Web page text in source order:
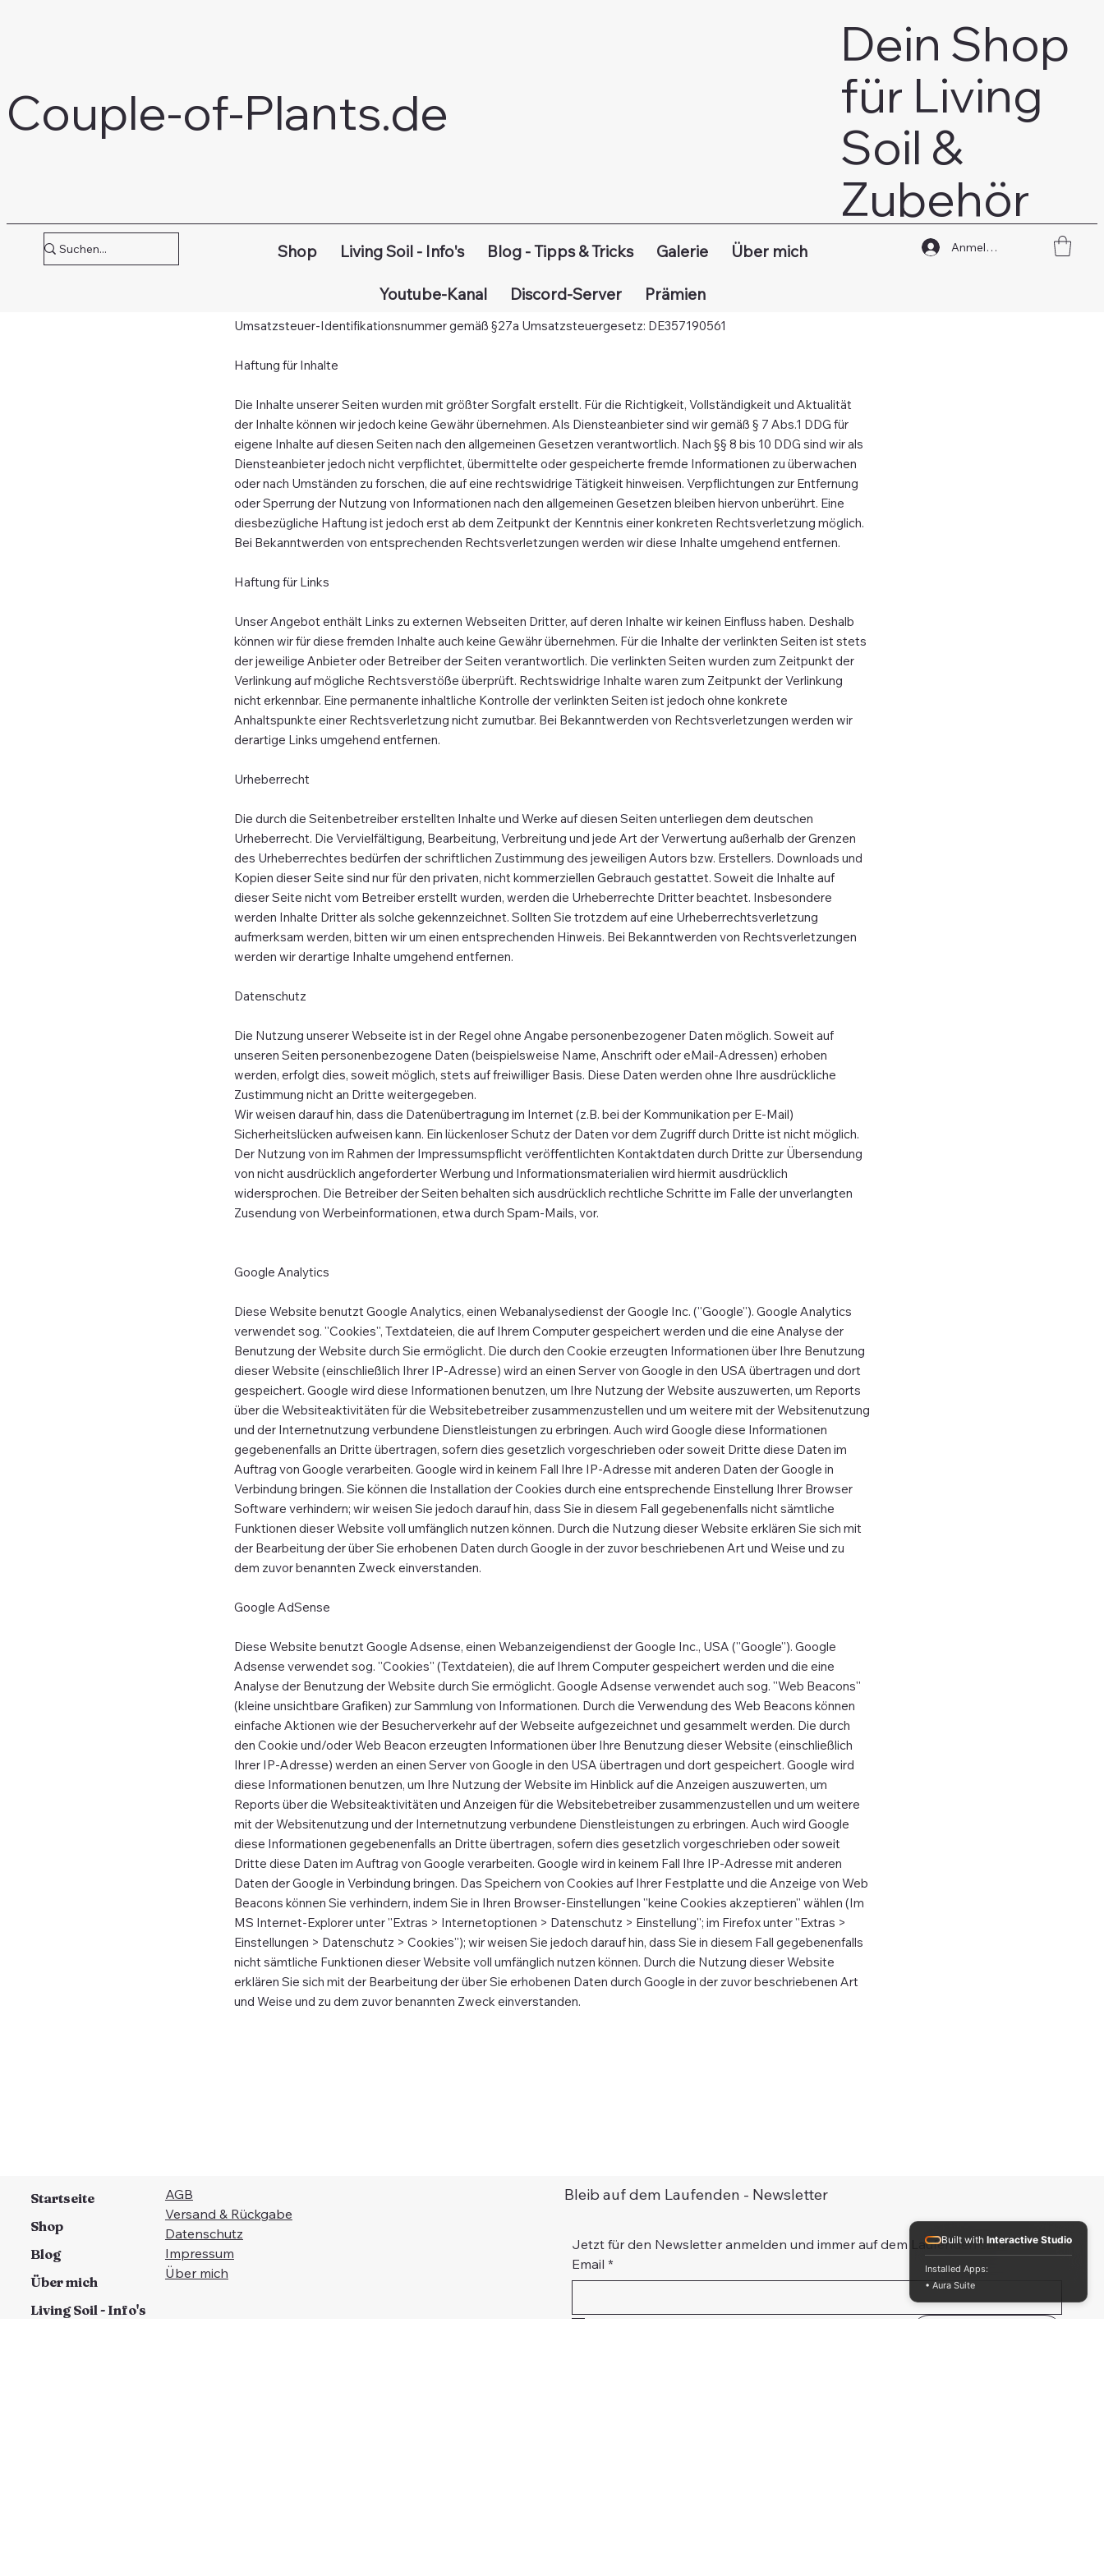
Couple-of-Plants.de
Dein Shop
für Living
Soil &
Zubehör
Shop Living Soil - Info's Blog - Tipps & Tricks Galerie Über mich
Youtube-Kanal Discord-Server Prämien
Anmelden
Couple of Plants Reichardstraße 8, 31789 Hameln
Umsatzsteuer-Identifikationsnummer gemäß §27a Umsatzsteuergesetz: DE357190561
Haftung für Inhalte
Die Inhalte unserer Seiten wurden mit größter Sorgfalt erstellt. Für die Richtigkeit, Vollständigkeit und Aktualität
der Inhalte können wir jedoch keine Gewähr übernehmen. Als Diensteanbieter sind wir gemäß § 7 Abs.1 DDG für
eigene Inhalte auf diesen Seiten nach den allgemeinen Gesetzen verantwortlich. Nach §§ 8 bis 10 DDG sind wir als
Diensteanbieter jedoch nicht verpflichtet, übermittelte oder gespeicherte fremde Informationen zu überwachen
oder nach Umständen zu forschen, die auf eine rechtswidrige Tätigkeit hinweisen. Verpflichtungen zur Entfernung
oder Sperrung der Nutzung von Informationen nach den allgemeinen Gesetzen bleiben hiervon unberührt. Eine
diesbezügliche Haftung ist jedoch erst ab dem Zeitpunkt der Kenntnis einer konkreten Rechtsverletzung möglich.
Bei Bekanntwerden von entsprechenden Rechtsverletzungen werden wir diese Inhalte umgehend entfernen.
Haftung für Links
Unser Angebot enthält Links zu externen Webseiten Dritter, auf deren Inhalte wir keinen Einfluss haben. Deshalb
können wir für diese fremden Inhalte auch keine Gewähr übernehmen. Für die Inhalte der verlinkten Seiten ist stets
der jeweilige Anbieter oder Betreiber der Seiten verantwortlich. Die verlinkten Seiten wurden zum Zeitpunkt der
Verlinkung auf mögliche Rechtsverstöße überprüft. Rechtswidrige Inhalte waren zum Zeitpunkt der Verlinkung
nicht erkennbar. Eine permanente inhaltliche Kontrolle der verlinkten Seiten ist jedoch ohne konkrete
Anhaltspunkte einer Rechtsverletzung nicht zumutbar. Bei Bekanntwerden von Rechtsverletzungen werden wir
derartige Links umgehend entfernen.
Urheberrecht
Die durch die Seitenbetreiber erstellten Inhalte und Werke auf diesen Seiten unterliegen dem deutschen
Urheberrecht. Die Vervielfältigung, Bearbeitung, Verbreitung und jede Art der Verwertung außerhalb der Grenzen
des Urheberrechtes bedürfen der schriftlichen Zustimmung des jeweiligen Autors bzw. Erstellers. Downloads und
Kopien dieser Seite sind nur für den privaten, nicht kommerziellen Gebrauch gestattet. Soweit die Inhalte auf
dieser Seite nicht vom Betreiber erstellt wurden, werden die Urheberrechte Dritter beachtet. Insbesondere
werden Inhalte Dritter als solche gekennzeichnet. Sollten Sie trotzdem auf eine Urheberrechtsverletzung
aufmerksam werden, bitten wir um einen entsprechenden Hinweis. Bei Bekanntwerden von Rechtsverletzungen
werden wir derartige Inhalte umgehend entfernen.
Datenschutz
Die Nutzung unserer Webseite ist in der Regel ohne Angabe personenbezogener Daten möglich. Soweit auf
unseren Seiten personenbezogene Daten (beispielsweise Name, Anschrift oder eMail-Adressen) erhoben
werden, erfolgt dies, soweit möglich, stets auf freiwilliger Basis. Diese Daten werden ohne Ihre ausdrückliche
Zustimmung nicht an Dritte weitergegeben.
Wir weisen darauf hin, dass die Datenübertragung im Internet (z.B. bei der Kommunikation per E-Mail)
Sicherheitslücken aufweisen kann. Ein lückenloser Schutz der Daten vor dem Zugriff durch Dritte ist nicht möglich.
Der Nutzung von im Rahmen der Impressumspflicht veröffentlichten Kontaktdaten durch Dritte zur Übersendung
von nicht ausdrücklich angeforderter Werbung und Informationsmaterialien wird hiermit ausdrücklich
widersprochen. Die Betreiber der Seiten behalten sich ausdrücklich rechtliche Schritte im Falle der unverlangten
Zusendung von Werbeinformationen, etwa durch Spam-Mails, vor.
Google Analytics
Diese Website benutzt Google Analytics, einen Webanalysedienst der Google Inc. (''Google''). Google Analytics
verwendet sog. ''Cookies'', Textdateien, die auf Ihrem Computer gespeichert werden und die eine Analyse der
Benutzung der Website durch Sie ermöglicht. Die durch den Cookie erzeugten Informationen über Ihre Benutzung
dieser Website (einschließlich Ihrer IP-Adresse) wird an einen Server von Google in den USA übertragen und dort
gespeichert. Google wird diese Informationen benutzen, um Ihre Nutzung der Website auszuwerten, um Reports
über die Websiteaktivitäten für die Websitebetreiber zusammenzustellen und um weitere mit der Websitenutzung
und der Internetnutzung verbundene Dienstleistungen zu erbringen. Auch wird Google diese Informationen
gegebenenfalls an Dritte übertragen, sofern dies gesetzlich vorgeschrieben oder soweit Dritte diese Daten im
Auftrag von Google verarbeiten. Google wird in keinem Fall Ihre IP-Adresse mit anderen Daten der Google in
Verbindung bringen. Sie können die Installation der Cookies durch eine entsprechende Einstellung Ihrer Browser
Software verhindern; wir weisen Sie jedoch darauf hin, dass Sie in diesem Fall gegebenenfalls nicht sämtliche
Funktionen dieser Website voll umfänglich nutzen können. Durch die Nutzung dieser Website erklären Sie sich mit
der Bearbeitung der über Sie erhobenen Daten durch Google in der zuvor beschriebenen Art und Weise und zu
dem zuvor benannten Zweck einverstanden.
Google AdSense
Diese Website benutzt Google Adsense, einen Webanzeigendienst der Google Inc., USA (''Google''). Google
Adsense verwendet sog. ''Cookies'' (Textdateien), die auf Ihrem Computer gespeichert werden und die eine
Analyse der Benutzung der Website durch Sie ermöglicht. Google Adsense verwendet auch sog. ''Web Beacons''
(kleine unsichtbare Grafiken) zur Sammlung von Informationen. Durch die Verwendung des Web Beacons können
einfache Aktionen wie der Besucherverkehr auf der Webseite aufgezeichnet und gesammelt werden. Die durch
den Cookie und/oder Web Beacon erzeugten Informationen über Ihre Benutzung dieser Website (einschließlich
Ihrer IP-Adresse) werden an einen Server von Google in den USA übertragen und dort gespeichert. Google wird
diese Informationen benutzen, um Ihre Nutzung der Website im Hinblick auf die Anzeigen auszuwerten, um
Reports über die Websiteaktivitäten und Anzeigen für die Websitebetreiber zusammenzustellen und um weitere
mit der Websitenutzung und der Internetnutzung verbundene Dienstleistungen zu erbringen. Auch wird Google
diese Informationen gegebenenfalls an Dritte übertragen, sofern dies gesetzlich vorgeschrieben oder soweit
Dritte diese Daten im Auftrag von Google verarbeiten. Google wird in keinem Fall Ihre IP-Adresse mit anderen
Daten der Google in Verbindung bringen. Das Speichern von Cookies auf Ihrer Festplatte und die Anzeige von Web
Beacons können Sie verhindern, indem Sie in Ihren Browser-Einstellungen ''keine Cookies akzeptieren'' wählen (Im
MS Internet-Explorer unter ''Extras > Internetoptionen > Datenschutz > Einstellung''; im Firefox unter ''Extras >
Einstellungen > Datenschutz > Cookies''); wir weisen Sie jedoch darauf hin, dass Sie in diesem Fall gegebenenfalls
nicht sämtliche Funktionen dieser Website voll umfänglich nutzen können. Durch die Nutzung dieser Website
erklären Sie sich mit der Bearbeitung der über Sie erhobenen Daten durch Google in der zuvor beschriebenen Art
und Weise und zu dem zuvor benannten Zweck einverstanden.
Startseite
Shop
Blog
Über mich
Living Soil - Info's
AGB
Versand & Rückgabe
Datenschutz
Impressum
Über mich
Bleib auf dem Laufenden - Newsletter
Jetzt für den Newsletter anmelden und immer auf dem Laufenden sein!
Email *
Built with Interactive Studio
Installed Apps:
• Aura Suite